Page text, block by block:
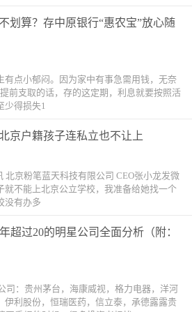
划算？存中原银行“惠农宝”放心随
有点小郁闷。因为家中有事急需用钱，无奈
前支取的话，存的这定期，利息就要按照活
少得损失1
京户籍孩子连私立也不让上
北京粉笔蓝天科技有限公司 CEO张小龙发微
就不能上北京公立学校，我准备给她找一个
没有办多
超过20的明星公司全面分析（附：
司：贵州茅台，海康威视，格力电器，洋河
伊利股份，恒瑞医药，信立泰，承德露露贵